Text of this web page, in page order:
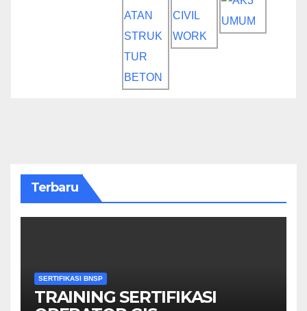
Terbaru
SERTIFIKASI BNSP
TRAINING SERTIFIKASI